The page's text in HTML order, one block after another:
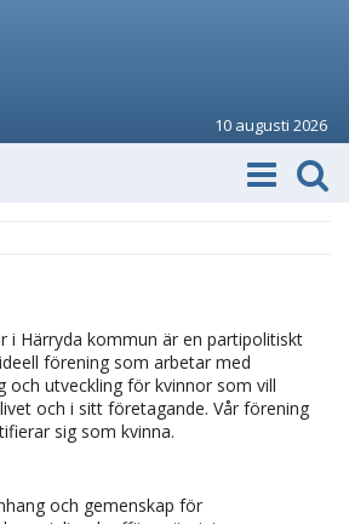
10 augusti 2026
i Härryda kommun är en partipolitiskt
förening som arbetar med
och utveckling för kvinnor som vill
och i sitt företagande. Vår förening
sig som kvinna.
och gemenskap för